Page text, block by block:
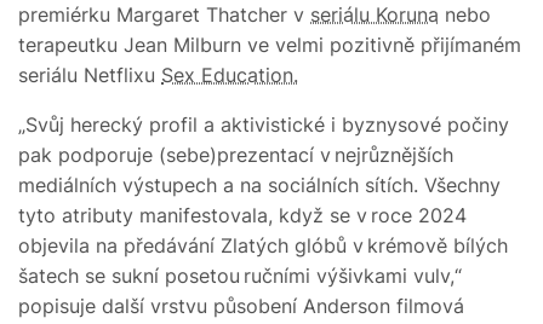
premiérku Margaret Thatcher v seriálu Koruna nebo
terapeutku Jean Milburn ve velmi pozitivně přijímaném
seriálu Netflixu Sex Education.
„Svůj herecký profil a aktivistické i byznysové počiny
pak podporuje (sebe)prezentací v nejrůznějších
mediálních výstupech a na sociálních sítích. Všechny
tyto atributy manifestovala, když se v roce 2024
objevila na předávání Zlatých glóbů v krémově bílých
šatech se sukní posetou ručními výšivkami vulv,“
popisuje další vrstvu působení Anderson filmová